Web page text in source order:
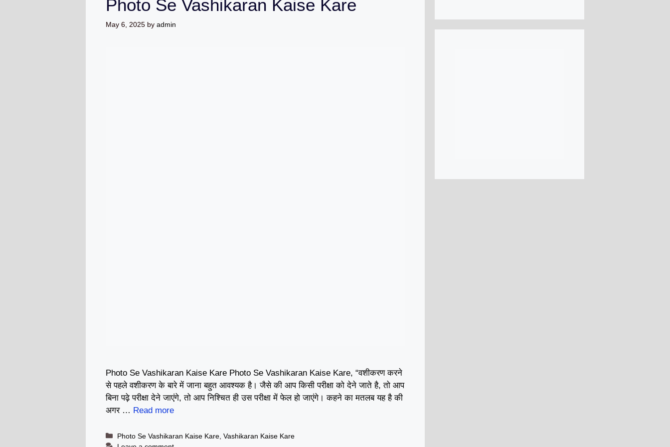
Photo Se Vashikaran Kaise Kare
May 6, 2025 by admin
Photo Se Vashikaran Kaise Kare Photo Se Vashikaran Kaise Kare, “वशीकरण करने
से पहले वशीकरण के बारे में जाना बहुत आवश्यक है। जैसे की आप किसी परीक्षा को देने जाते है, तो आप
बिना पढ़े परीक्षा देने जाएंगे, तो आप निश्चित ही उस परीक्षा में फेल हो जाएंगे। कहने का मतलब यह है की
अगर … Read more
Categories
Photo Se Vashikaran Kaise Kare ,Vashikaran Kaise Kare